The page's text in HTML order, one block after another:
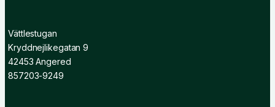
Vättlestugan
Kryddnejlikegatan 9
42453 Angered
857203-9249